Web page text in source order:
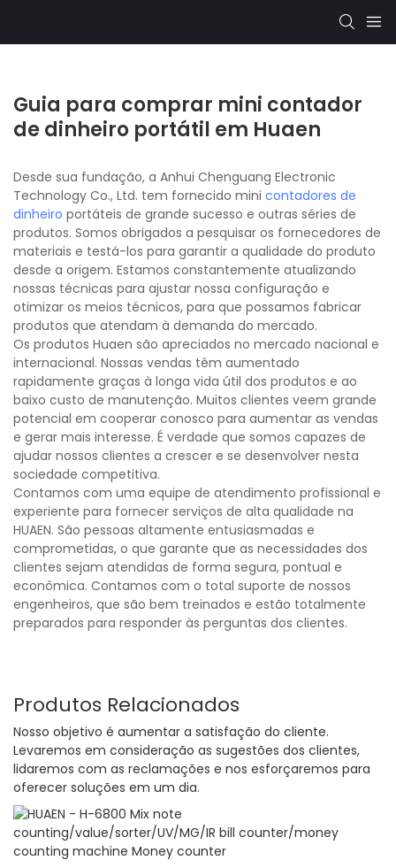
Guia para comprar mini contador
de dinheiro portátil em Huaen
Desde sua fundação, a Anhui Chenguang Electronic
Technology Co., Ltd. tem fornecido mini contadores de
dinheiro portáteis de grande sucesso e outras séries de
produtos. Somos obrigados a pesquisar os fornecedores de
materiais e testá-los para garantir a qualidade do produto
desde a origem. Estamos constantemente atualizando
nossas técnicas para ajustar nossa configuração e
otimizar os meios técnicos, para que possamos fabricar
produtos que atendam à demanda do mercado.
Os produtos Huaen são apreciados no mercado nacional e
internacional. Nossas vendas têm aumentado
rapidamente graças à longa vida útil dos produtos e ao
baixo custo de manutenção. Muitos clientes veem grande
potencial em cooperar conosco para aumentar as vendas
e gerar mais interesse. É verdade que somos capazes de
ajudar nossos clientes a crescer e se desenvolver nesta
sociedade competitiva.
Contamos com uma equipe de atendimento profissional e
experiente para fornecer serviços de alta qualidade na
HUAEN. São pessoas altamente entusiasmadas e
comprometidas, o que garante que as necessidades dos
clientes sejam atendidas de forma segura, pontual e
econômica. Contamos com o total suporte de nossos
engenheiros, que são bem treinados e estão totalmente
preparados para responder às perguntas dos clientes.
Produtos Relacionados
Nosso objetivo é aumentar a satisfação do cliente.
Levaremos em consideração as sugestões dos clientes,
lidaremos com as reclamações e nos esforçaremos para
oferecer soluções em um dia.